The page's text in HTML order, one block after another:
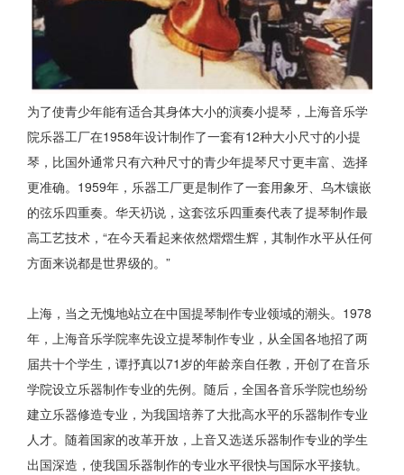
为了使青少年能有适合其身体大小的演奏小提琴，上海音乐学
院乐器工厂在1958年设计制作了一套有12种大小尺寸的小提
琴，比国外通常只有六种尺寸的青少年提琴尺寸更丰富、选择
更准确。1959年，乐器工厂更是制作了一套用象牙、乌木镶嵌
的弦乐四重奏。华天礽说，这套弦乐四重奏代表了提琴制作最
高工艺技术，“在今天看起来依然熠熠生辉，其制作水平从任何
方面来说都是世界级的。”
上海，当之无愧地站立在中国提琴制作专业领域的潮头。1978
年，上海音乐学院率先设立提琴制作专业，从全国各地招了两
届共十个学生，谭抒真以71岁的年龄亲自任教，开创了在音乐
学院设立乐器制作专业的先例。随后，全国各音乐学院也纷纷
建立乐器修造专业，为我国培养了大批高水平的乐器制作专业
人才。随着国家的改革开放，上音又选送乐器制作专业的学生
出国深造，使我国乐器制作的专业水平很快与国际水平接轨。